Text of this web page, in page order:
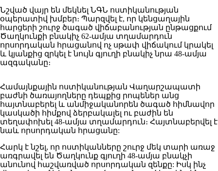
Նշված վայր են մեկնել ՆԳՆ ոստիկանության
օպերատիվ խմբեր։ Պարզվել է, որ կենցաղային
հարցերի շուրջ ծագած վիճաբանության ընթացքում
Ծաղկունքի բնակիչ 62-ամյա տղամարդուն
որսորդական հրացանով ոչ սթափ վիճակում կրակել
և կյանքից զրկել է նույն գյուղի բնակիչ նրա 48-ամյա
ազգականը։
Համայնքային ոստիկանության Վաղարշապատի
բաժնի ծառայողները դեպքից րոպեներ անց
հայտնաբերել և անմիջականորեն ծագած հիմնավոր
կասկածի հիմքով ձերբակալել ու բաժին են
տեղափոխել 48-ամյա տղամարդուն։ Հայտնաբերվել է
նաև որսորդական հրացանը:
Հարկ է նշել, որ ոստիկանները շուրջ մեկ տարի առաջ
առգրավել են Ծաղկունք գյուղի 48-ամյա բնակչի
անունով հաշվառված որսորդական զենքը: Իսկ ինչ